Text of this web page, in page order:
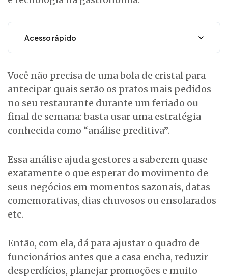
Acesso rápido
Você não precisa de uma bola de cristal para
antecipar quais serão os pratos mais pedidos
no seu restaurante durante um feriado ou
final de semana: basta usar uma estratégia
conhecida como “análise preditiva”.
Essa análise ajuda gestores a saberem quase
exatamente o que esperar do movimento de
seus negócios em momentos sazonais, datas
comemorativas, dias chuvosos ou ensolarados
etc.
Então, com ela, dá para ajustar o quadro de
funcionários antes que a casa encha, reduzir
desperdícios, planejar promoções e muito